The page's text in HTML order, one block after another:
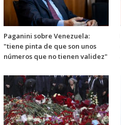
Paganini sobre Venezuela:
"tiene pinta de que son unos
números que no tienen validez"